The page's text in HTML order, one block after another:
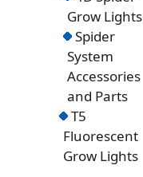
Grow Lights
Spider
System
Accessories
and Parts
T5
Fluorescent
Grow Lights